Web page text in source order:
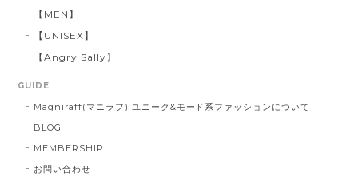
【MEN】
【UNISEX】
【Angry Sally】
GUIDE
Magniraff(マニラフ) ユニーク&モード系ファッションについて
BLOG
MEMBERSHIP
お問い合わせ